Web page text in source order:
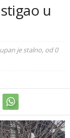
stigao u
je stalno, od 0